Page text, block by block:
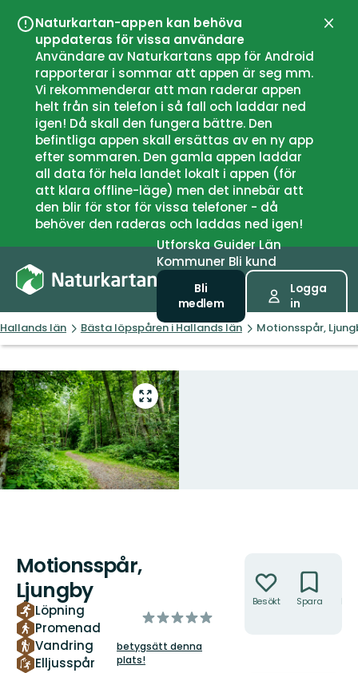
Naturkartan-appen kan behöva
uppdateras för vissa användare
Användare av Naturkartans app för Android
rapporterar i sommar att appen är seg mm.
Vi rekommenderar att man raderar appen
helt från sin telefon i så fall och laddar ned
igen! Då skall den fungera bättre. Den
befintliga appen skall ersättas av en ny app
efter sommaren. Den gamla appen laddar
all data för hela landet lokalt i appen (för
att klara offline-läge) men det innebär att
den blir för stor för vissa telefoner - då
behöver den raderas och laddas ned igen!
UtforskaGuiderLän
Kommuner Bli kund
Bli
medlem
Logga
in
Hallands län Bästa löpspåren i Hallands län Motionsspår,
Gå
till
helskärmsläge
Motionsspår,
Ljungby
Löpning
Promenad
Vandring
Elljusspår
av
stjärnor
betygsätt denna
plats!
Besökt Spara